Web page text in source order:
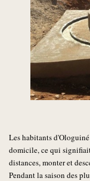
Les habitants
domicile, ce qui
distances, monter et
Pendant la saison des